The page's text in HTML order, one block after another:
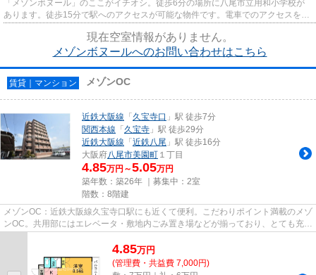
「メゾンボヌール」のここがイチオシ。徒歩6分の場所に八尾市立用和小学校が
あります。徒歩15分で駅へのアクセスが可能な物件です。電車でのアクセスを快
適なものにする、2駅利用可能...
現在空室情報がありません。
メゾンボヌールへのお問い合わせはこちら
賃貸｜マンション メゾンOC
近鉄大阪線 「久宝寺口 」駅 徒歩7分
関西本線 「久宝寺 」駅 徒歩29分
近鉄大阪線 「近鉄八尾 」駅 徒歩16分
大阪府八尾市美園町 １丁目
4.85万円～5.05万円
築年数：築26年 ｜募集中： 2室
階数：8階建
メゾンOC：近鉄大阪線久宝寺口駅にも近くて便利。こだわりポイント満載のメゾ
ンOC。共用部にはエレベータ・敷地内ごみ置き場などが揃っており、とても充実
しています。こちらのマンシ...
4.85万円
(管理費・共益費 7,000円)